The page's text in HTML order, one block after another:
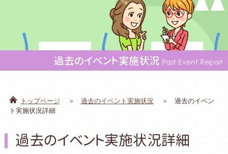
過去のイベント実施状況 Past Event Report
トップページ 過去のイベント実施状況
過去のイベン
ト実施状況詳細
過去のイベント実施状況詳細